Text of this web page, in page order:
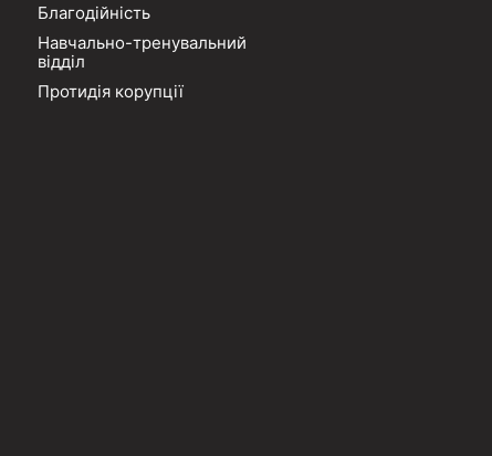
Благодійність
Навчально-тренувальний
відділ
Протидія корупції